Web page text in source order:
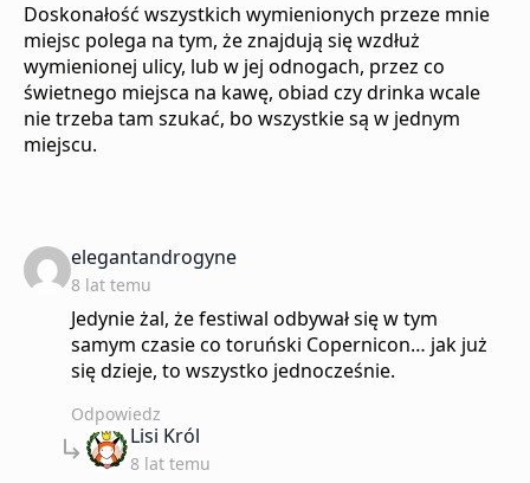
Doskonałość wszystkich wymienionych przeze mnie
miejsc polega na tym, że znajdują się wzdłuż
wymienionej ulicy, lub w jej odnogach, przez co
świetnego miejsca na kawę, obiad czy drinka wcale
nie trzeba tam szukać, bo wszystkie są w jednym
miejscu.
elegantandrogynesays:
8 lat temu
Jedynie żal, że festiwal odbywał się w tym
samym czasie co toruński Copernicon… jak już
się dzieje, to wszystko jednocześnie.
Odpowiedz
Lisi Król
8 lat temu